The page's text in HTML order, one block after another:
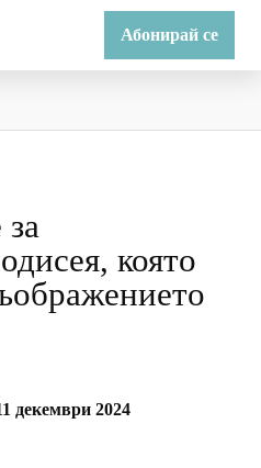
Абонирай се
която
декември 2024